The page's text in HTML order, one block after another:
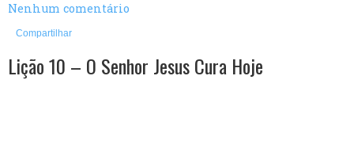
Nenhum comentário
Compartilhar
Lição 10 – O Senhor Jesus Cura Hoje